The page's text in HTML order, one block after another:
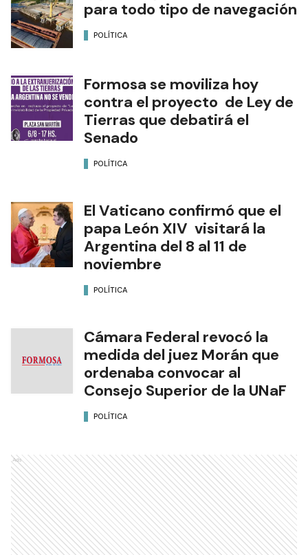
para todo tipo de navegación
POLÍTICA
Formosa se moviliza hoy
contra el proyecto de Ley de
Tierras que debatirá el
Senado
POLÍTICA
El Vaticano confirmó que el
papa León XIV visitará la
Argentina del 8 al 11 de
noviembre
POLÍTICA
Cámara Federal revocó la
medida del juez Morán que
ordenaba convocar al
Consejo Superior de la UNaF
POLÍTICA
Ads